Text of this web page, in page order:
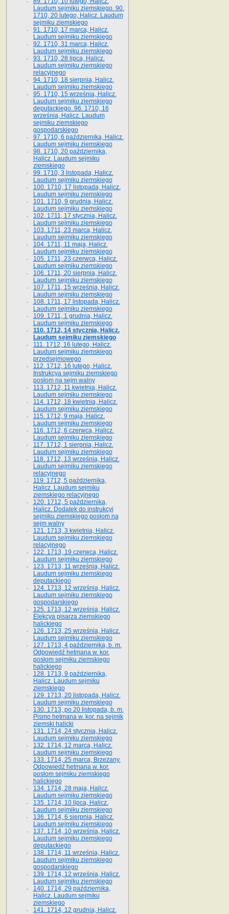
Laudum sejmiku ziemskiego. 90.
1710, 20 lutego, Halicz. Laudum
sejmiku ziemskiego
91. 1710, 17 marca, Halicz.
Laudum sejmiku ziemskiego
92. 1710, 31 marca, Halicz.
Laudum sejmiku ziemskiego
93. 1710, 28 lipca, Halicz.
Laudum sejmiku ziemskiego
relacyjnego
94. 1710, 18 sierpnia, Halicz.
Laudum sejmiku ziemskiego
95. 1710, 15 września, Halicz.
Laudum sejmiku ziemskiego
deputackiego. 96. 1710, 16
września, Halicz. Laudum
sejmiku ziemskiego
gospodarskiego
97. 1710, 6 października, Halicz.
Laudum sejmiku ziemskiego
98. 1710, 20 października,
Halicz. Laudum sejmiku
ziemskiego
99. 1710, 3 listopada, Halicz.
Laudum sejmiku ziemskiego
100. 1710, 17 listopada, Halicz.
Laudum sejmiku ziemskiego
101. 1710, 9 grudnia, Halicz.
Laudum sejmiku ziemskiego
102. 1711, 17 stycznia, Halicz.
Laudum sejmiku ziemskiego
103. 1711, 23 marca, Halicz.
Laudum sejmiku ziemskiego
104. 1711, 11 maja, Halicz.
Laudum sejmiku ziemskiego
105. 1711, 23 czerwca, Halicz.
Laudum sejmiku ziemskiego
106. 1711, 20 sierpnia, Halicz.
Laudum sejmiku ziemskiego
107. 1711, 15 września, Halicz.
Laudum sejmiku ziemskiego
108. 1711, 17 listopada, Halicz.
Laudum sejmiku ziemskiego
109. 1711, 1 grudnia, Halicz.
Laudum sejmiku ziemskiego
110. 1712, 14 stycznia, Halicz.
Laudum sejmiku ziemskiego
111. 1712, 16 lutego, Halicz.
Laudum sejmiku ziemskiego
przedsejmowego
112. 1712, 16 lutego, Halicz.
Instrukcya sejmiku ziemskiego
posłom na sejm walny
113. 1712, 11 kwietnia, Halicz.
Laudum sejmiku ziemskiego
114. 1712, 18 kwietnia, Halicz.
Laudum sejmiku ziemskiego
115. 1712, 9 maja, Halicz.
Laudum sejmiku ziemskiego
116. 1712, 6 czerwca, Halicz.
Laudum sejmiku ziemskiego
117. 1712, 1 sierpnia, Halicz.
Laudum sejmiku ziemskiego
118. 1712, 13 września, Halicz.
Laudum sejmiku ziemskiego
relacyjnego
119. 1712, 5 października,
Halicz. Laudum sejmiku
ziemskiego relacyjnego
120. 1712, 5 października,
Halicz. Dodatek do instrukcyi
sejmiku ziemskiego posłom na
sejm walny
121. 1713, 3 kwietnia, Halicz.
Laudum sejmiku ziemskiego
relacyjnego
122. 1713, 19 czerwca, Halicz.
Laudum sejmiku ziemskiego
123. 1713, 11 września, Halicz.
Laudum sejmiku ziemskiego
deputackiego
124. 1713, 12 września, Halicz.
Laudum sejmiku ziemskiego
gospodarskiego
125. 1713, 12 września, Halicz.
Elekcya pisarza ziemskiego
halickiego
126. 1713, 25 września, Halicz.
Laudum sejmiku ziemskiego
127. 1713, 4 października, b. m.
Odpowiedź hetmana w. kor.
posłom sejmiku ziemskiego
halickiego
128. 1713, 9 października,
Halicz. Laudum sejmiku
ziemskiego
129. 1713, 20 listopada, Halicz.
Laudum sejmiku ziemskiego
130. 1713, po 20 listopada, b. m.
Pismo hetmana w. kor. na sejmik
ziemski halicki
131. 1714, 24 stycznia, Halicz.
Laudum sejmiku ziemskiego
132. 1714, 12 marca, Halicz.
Laudum sejmiku ziemskiego
133. 1714, 25 marca, Brzeżany.
Odpowiedź hetmana w. kor.
posłom sejmiku ziemskiego
halickiego
134. 1714, 28 maja, Halicz.
Laudum sejmiku ziemskiego
135. 1714, 10 lipca, Halicz.
Laudum sejmiku ziemskiego
136. 1714, 6 sierpnia, Halicz.
Laudum sejmiku ziemskiego
137. 1714, 10 września, Halicz.
Laudum sejmiku ziemskiego
deputackiego
138. 1714, 11 września, Halicz.
Laudum sejmiku ziemskiego
gospodarskiego
139. 1714, 12 września, Halicz.
Laudum sejmiku ziemskiego
140. 1714, 29 października,
Halicz. Laudum sejmiku
ziemskiego
141. 1714, 12 grudnia, Halicz.